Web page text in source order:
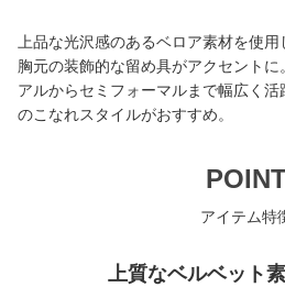
上品な光沢感のあるベロア素材を使用
胸元の装飾的な留め具がアクセントに
アルからセミフォーマルまで幅広く
のこなれスタイルがおすすめ。
アイテム特
上質なベルベット